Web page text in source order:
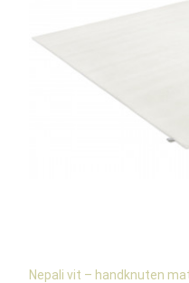
Nepali vit – handknuten